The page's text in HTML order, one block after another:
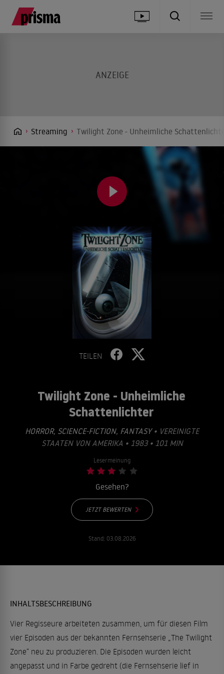
Streaming Twilight Zone - Unheimliche
TEILEN
Twilight Zone - Unheimliche
Schattenlichter
HORROR, SCIENCE-FICTION, FANTASY• VEREINIGTE
STAATEN VON AMERIKA • 1983 • 101 MIN
Lesermeinung
Gesehen?
JETZT BEWERTEN
Stand: 03.08.2026
INHALTSBESCHREIBUNG
Vier Regisseure arbeiteten zusammen, um für diesen Film
vier Episoden aus der bekannten Fernsehserie „The Twilight
Zone“ neu zu produzieren. Die Episoden wurden leicht
angepasst und in Farbe gedreht (die Fernsehserie lief in